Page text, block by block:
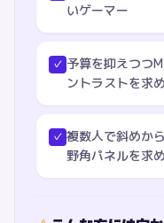
いゲーマー
✓ 予算を抑えつつ
ントラストを求
✓ 複数人で斜めか
野角パネルを求